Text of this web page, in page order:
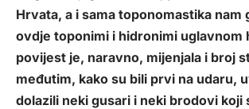
Hrvata, a i sama toponomastika nam
ovdje toponimi i hidronimi uglavnom
povijest je, naravno, mijenjala i broj
međutim, kako su bili prvi na udaru,
dolazili neki gusari i neki brodovi koji